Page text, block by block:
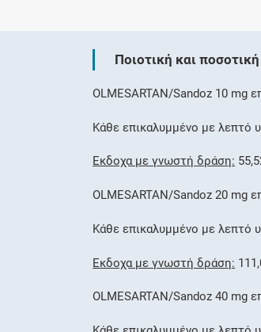
Ποιοτική και
OLMESARTAN/Sandoz 10 mg
Κάθε επικαλυμμένο με λεπτό
Έκδοχα με γνωστή δράση:
OLMESARTAN/Sandoz 20 mg
Κάθε επικαλυμμένο με λεπτό
Έκδοχα με γνωστή δράση:
OLMESARTAN/Sandoz 40 mg